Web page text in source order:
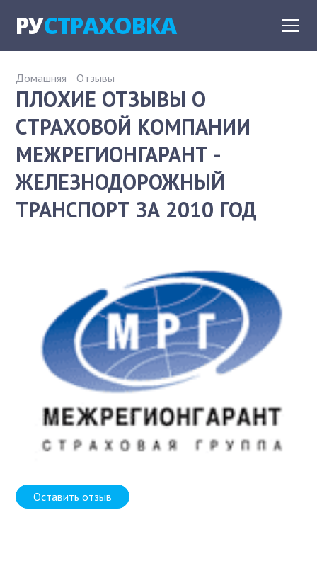
РУСТРАХОВКА
Домашняя Отзывы
ПЛОХИЕ ОТЗЫВЫ О
СТРАХОВОЙ КОМПАНИИ
МЕЖРЕГИОНГАРАНТ -
ЖЕЛЕЗНОДОРОЖНЫЙ
ТРАНСПОРТ ЗА 2010 ГОД
Оставить отзыв